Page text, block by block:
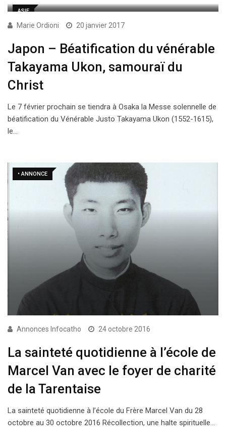
ASIE
Marie Ordioni 20 janvier 2017
Japon – Béatification du vénérable
Takayama Ukon, samouraï du
Christ
Le 7 février prochain se tiendra à Osaka la Messe solennelle de
béatification du Vénérable Justo Takayama Ukon (1552-1615),
le…
• ANNONCE
Annonces Infocatho 24 octobre 2016
La sainteté quotidienne à l’école de
Marcel Van avec le foyer de charité
de la Tarentaise
La sainteté quotidienne à l’école du Frère Marcel Van du 28
octobre au 30 octobre 2016 Récollection, une halte spirituelle…